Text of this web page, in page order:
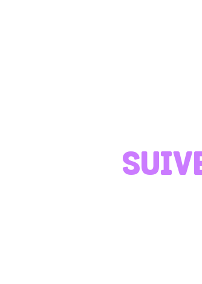
bun and the spicy mayo chicken
heavenly but my favorite was the
iced oat milk latte was delicious